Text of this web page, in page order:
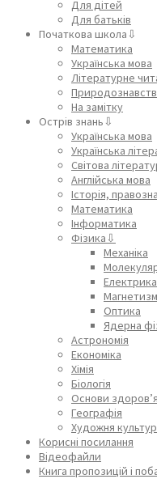
Для дітей
Для батьків
Початкова школа⇩
Математика
Українська мова
Літературне
На замітку
Острів знань⇩
Українська мова
Українська
Світова
Англійська мова
Історія,
Математика
Інформатика
Фізика⇩
Механіка
Електрика
Магнетизм
Оптика
Ядерна
Астрономія
Економіка
Хімія
Біологія
Основи здоров’я
Географія
Художня
Корисні посилання
Відеофайли
Книга пропозицій і